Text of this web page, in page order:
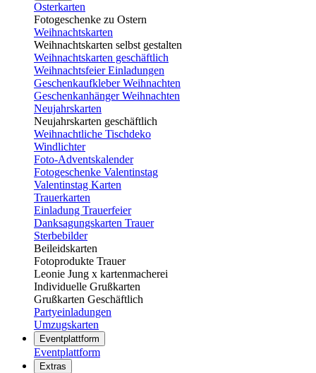
Osterkarten
Fotogeschenke zu Ostern
Weihnachtskarten
Weihnachtskarten selbst gestalten
Weihnachtskarten geschäftlich
Weihnachtsfeier Einladungen
Geschenkaufkleber Weihnachten
Geschenkanhänger Weihnachten
Neujahrskarten
Neujahrskarten geschäftlich
Weihnachtliche Tischdeko
Windlichter
Foto-Adventskalender
Fotogeschenke Valentinstag
Valentinstag Karten
Trauerkarten
Einladung Trauerfeier
Danksagungskarten Trauer
Sterbebilder
Beileidskarten
Fotoprodukte Trauer
Leonie Jung x kartenmacherei
Individuelle Grußkarten
Grußkarten Geschäftlich
Partyeinladungen
Umzugskarten
Eventplattform
Eventplattform
Extras